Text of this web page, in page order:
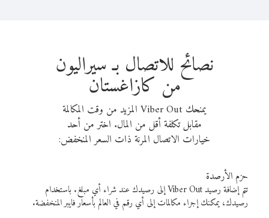
نصائح للاتصال بـ سيراليون
من كازاغستان
يمنحك Viber Out المزيد من وقت المكالمة
مقابل تكلفة أقل من المال. اختر من أحد
خيارات الاتصال المرنة ذات السعر المنخفض:
حزم الأرصدة
تتم إضافة رصيد Viber Out إلى رصيدك عند شراء أي مبلغ. باستخدام
رصيدك، يمكنك إجراء مكالمات إلى أي رقم في العالم بأسعار فايبر المنخفضة.